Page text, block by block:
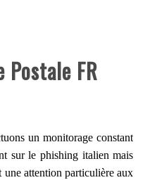
Postale FR
un monitorage constant
sur le phishing italien mais
une attention particulière aux